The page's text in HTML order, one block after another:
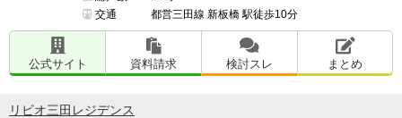
交通
都営三田線 新板橋 駅徒歩10分
公式サイト 資料請求 検討スレ まとめ
リビオ三田レジデンス